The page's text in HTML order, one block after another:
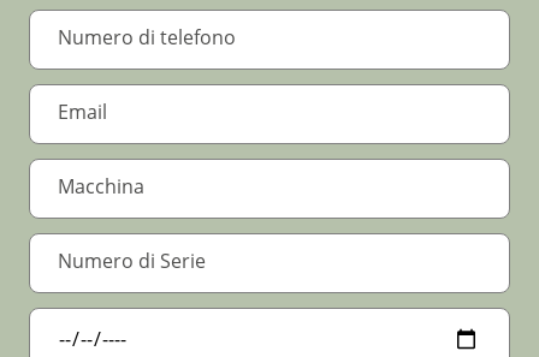
Data Installazione